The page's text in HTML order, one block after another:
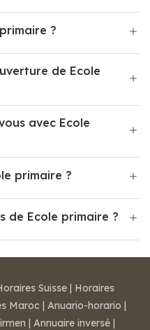
?
de Ecole
avec Ecole
primaire ?
de Ecole primaire ?
Suisse | Horaires
Maroc | Anuario-horario |
| Annuaire inversé |